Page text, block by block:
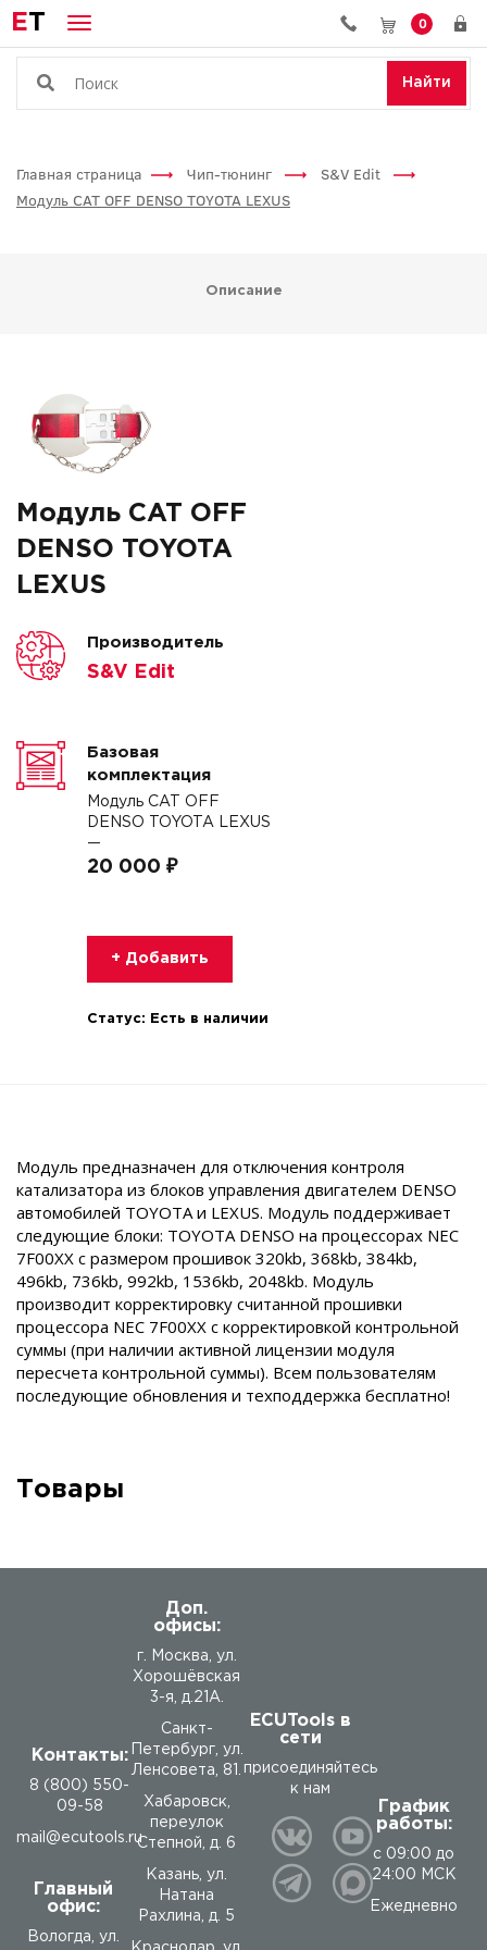
ET 0
Найти
Главная страница Чип-тюнинг
S&V Edit
Модуль CAT OFF DENSO TOYOTA LEXUS
Описание
Модуль CAT OFF
DENSO TOYOTA
LEXUS
Производитель
S&V Edit
Базовая
комплектация
Модуль CAT OFF
DENSO TOYOTA LEXUS
—
20 000 ₽
+ Добавить
Статус: Есть в наличии
Модуль предназначен для отключения контроля
катализатора из блоков управления двигателем DENSO
автомобилей TOYOTA и LEXUS. Модуль поддерживает
следующие блоки: TOYOTA DENSO на процессорах NEC
7F00XX с размером прошивок 320kb, 368kb, 384kb,
496kb, 736kb, 992kb, 1536kb, 2048kb. Модуль
производит корректировку считанной прошивки
процессора NEC 7F00XX с корректировкой контрольной
суммы (при наличии активной лицензии модуля
пересчета контрольной суммы). Всем пользователям
последующие обновления и техподдержка бесплатно!
Товары
Контакты:
8 (800) 550-
09-58
mail@ecutools.ru
Главный
офис:
Вологда, ул.
Доп.
офисы:
г. Москва, ул.
Хорошёвская
3-я, д.21А.
Санкт-
Петербург, ул.
Ленсовета, 81.
Хабаровск,
переулок
Степной, д. 6
Казань, ул.
Натана
Рахлина, д. 5
ECUTools в
сети
присоединяйтесь
к нам
График
работы:
с 09:00 до
24:00 МСК
Ежедневно